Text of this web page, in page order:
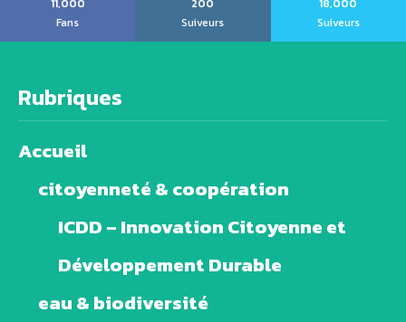
11,000
Fans
200
Suiveurs
18,000
Suiveurs
Rubriques
Accueil
citoyenneté & coopération
ICDD – Innovation Citoyenne et
Développement Durable
eau & biodiversité